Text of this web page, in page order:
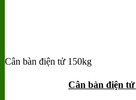
Add to wishlist
Cân bàn điện tử 150kg
Cân bàn điện tử